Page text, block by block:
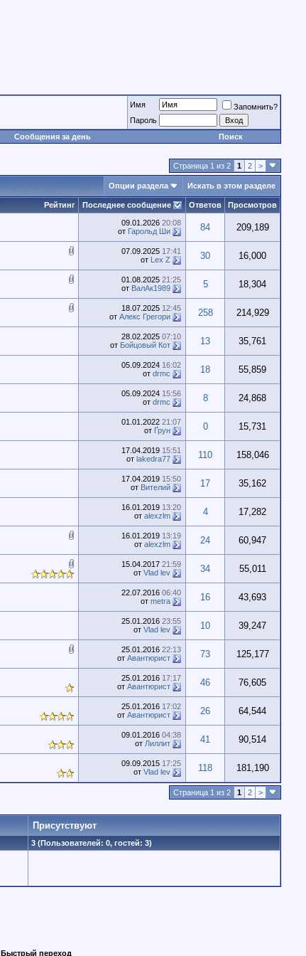
Имя
Запомнить?
Пароль
Сообщения за день Поиск
Страница 1 из 2 1 2 >
Опции раздела Искать в этом разделе
Рейтинг Последнее сообщение Ответов Просмотров
09.01.2026 20:08
от Гарольд Ши 84 209,189
07.09.2025 17:41
от Lex Z 30 16,000
01.08.2025 21:25
от ВалАк1989 5 18,304
18.07.2025 12:45
от Алекс Грегори 258 214,929
28.02.2025 07:10
от Бойцовый Кот 13 35,761
05.09.2024 16:02
от drmc 18 55,859
05.09.2024 15:56
от drmc 8 24,868
01.01.2022 21:07
от Ґрун 0 15,731
17.04.2019 15:51
от lakedra77 110 158,046
17.04.2019 15:50
от Вителий 17 35,162
16.01.2019 13:20
от alexzlm 4 17,282
16.01.2019 13:19
от alexzlm 24 60,947
15.04.2017 21:59
от Vlad lev 34 55,011
22.07.2016 06:40
от metra 16 43,693
25.01.2016 23:55
от Vlad lev 10 39,247
25.01.2016 22:13
от Авантюрист 73 125,177
25.01.2016 17:17
от Авантюрист 46 76,605
25.01.2016 17:02
от Авантюрист 26 64,544
09.01.2016 04:38
от Лиллит 41 90,514
09.09.2015 17:25
от Vlad lev 118 181,190
Страница 1 из 2 1 2 >
Присутствуют
3 (Пользователей: 0, гостей: 3)
Быстрый переход